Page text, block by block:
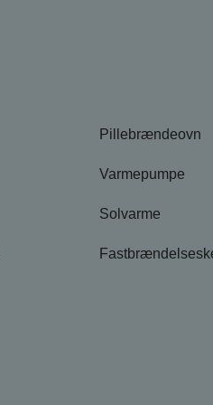
Pillebrændeovn
Varmepumpe
Solvarme